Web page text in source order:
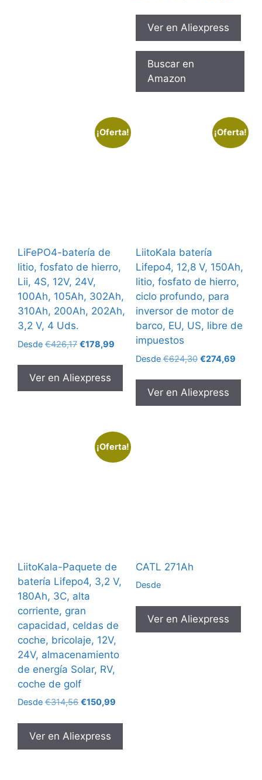
original
era:
€980,53.
actual
Ver en Aliexpress
Buscar en
Amazon
¡Oferta!
LiFePO4-batería de
litio, fosfato de hierro,
Lii, 4S, 12V, 24V,
100Ah, 105Ah, 302Ah,
310Ah, 200Ah, 202Ah,
3,2 V, 4 Uds.
Desde €426,17 El
original
era:
€426,17.
€178,99
precio
actual
€178,99.
Ver en Aliexpress
¡Oferta!
LiitoKala batería
Lifepo4, 12,8 V, 150Ah,
litio, fosfato de hierro,
ciclo profundo, para
inversor de motor de
barco, EU, US, libre de
impuestos
Desde€624,30 El
original
era:
€624,30.
€274,69El
actual
Ver en Aliexpress
¡Oferta!
LiitoKala-Paquete de
batería Lifepo4, 3,2 V,
180Ah, 3C, alta
corriente, gran
capacidad, celdas de
coche, bricolaje, 12V,
24V, almacenamiento
de energía Solar, RV,
coche de golf
Desde €314,56 El
original
era:
€314,56.
€150,99
actual
€150,99.
Ver en Aliexpress
CATL 271Ah
Desde
Ver en Aliexpress